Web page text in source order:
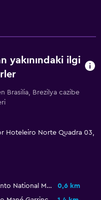
yakınındaki ilgi
Brasilia, Brezilya cazibe
Hoteleiro Norte Quadra 03,
Conjunto National Mall
0,6 km